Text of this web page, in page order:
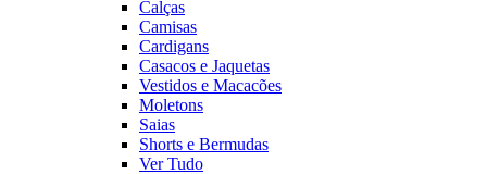
Calças
Camisas
Cardigans
Casacos e Jaquetas
Vestidos e Macacões
Moletons
Saias
Shorts e Bermudas
Ver Tudo